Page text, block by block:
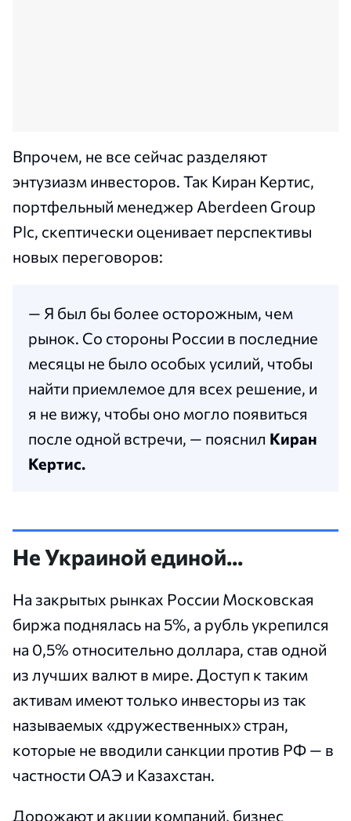
Впрочем, не все сейчас разделяют
энтузиазм инвесторов. Так Киран Кертис,
портфельный менеджер Aberdeen Group
Plc, скептически оценивает перспективы
новых переговоров:
— Я был бы более осторожным, чем
рынок. Со стороны России в последние
месяцы не было особых усилий, чтобы
найти приемлемое для всех решение, и
я не вижу, чтобы оно могло появиться
после одной встречи, — пояснил Киран
Кертис.
Не Украиной единой...
На закрытых рынках России Московская
биржа поднялась на 5%, а рубль укрепился
на 0,5% относительно доллара, став одной
из лучших валют в мире. Доступ к таким
активам имеют только инвесторы из так
называемых «дружественных» стран,
которые не вводили санкции против РФ — в
частности ОАЭ и Казахстан.
Дорожают и акции компаний, бизнес